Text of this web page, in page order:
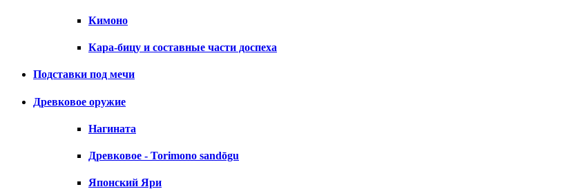
Кимоно
Кара-бицу и составные части доспеха
Подставки под мечи
Древковое оружие
Нагината
Древковое - Torimono sandōgu
Японский Яри